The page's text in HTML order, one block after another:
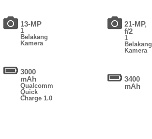
13-MP
1
Belakang
Kamera
3000
mAh
Qualcomm
Quick
Charge 1.0
21-MP,
f/2
1
Belakang
Kamera
3400
mAh